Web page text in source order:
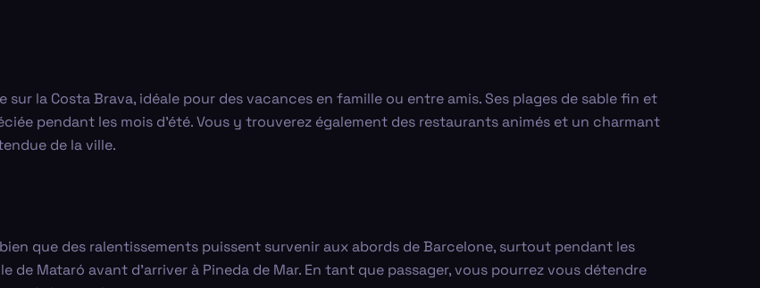
la Costa Brava, idéale pour des vacances en famille ou entre amis. Ses plages de sable fin et
pendant les mois d'été. Vous y trouverez également des restaurants animés et un charmant
de la ville.
que des ralentissements puissent survenir aux abords de Barcelone, surtout pendant les
de Mataró avant d'arriver à Pineda de Mar. En tant que passager, vous pourrez vous détendre